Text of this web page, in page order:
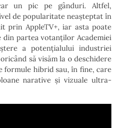
un pic pe gânduri. Altfel,
de popularitate neașteptat în
prin AppleTV+, iar asta poate
partea votanților Academiei
a potențialului industriei
să visăm la o deschidere
formule hibrid sau, în fine, care
narative și vizuale ultra-